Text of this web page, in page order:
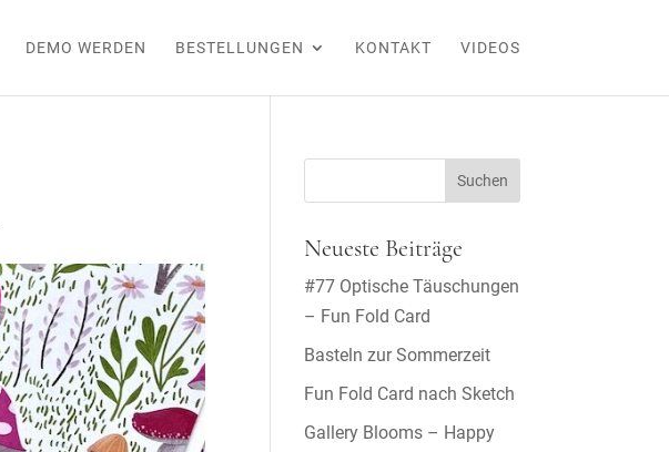
DEMO WERDEN BESTELLUNGEN KONTAKT VIDEOS
Neueste Beiträge
#77 Optische Täuschungen
– Fun Fold Card
Basteln zur Sommerzeit
Fun Fold Card nach Sketch
Gallery Blooms – Happy